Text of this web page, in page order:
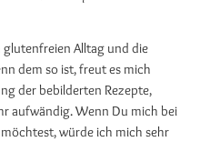
glutenfreien Alltag und die
dem so ist, freut es mich
der bebilderten Rezepte,
aufwändig. Wenn Du mich bei
würde ich mich sehr